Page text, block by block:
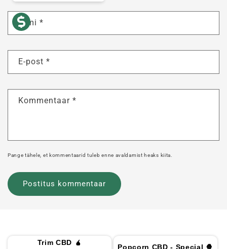
Nimi *
E-post *
Kommentaar *
Pange tähele, et kommentaarid tuleb enne avaldamist heaks kiita.
Trim CBD 🧉
Popcorn CBD - Special 🍿